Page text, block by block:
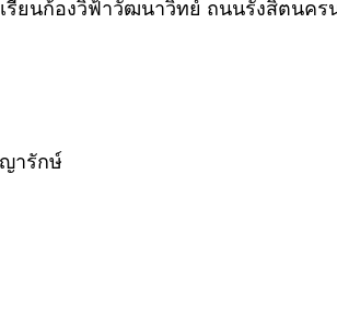
รียนก้องวิฟ้าวัฒนาวิทย์ ถนนรังสิตนค
ารักษ์